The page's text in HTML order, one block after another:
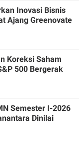
Inovasi Bisnis
Ajang Greenovate
Koreksi Saham
500 Bergerak
Semester I-2026
Dinilai